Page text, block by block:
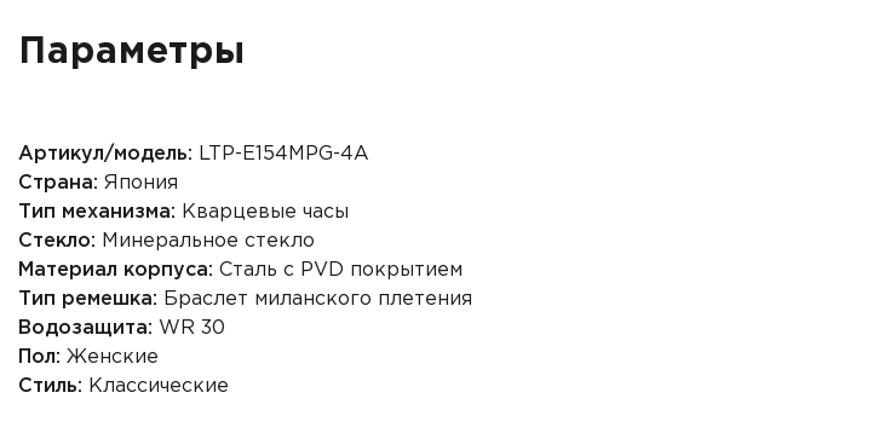
Параметры
Артикул/модель: LTP-E154MPG-4A
Страна: Япония
Тип механизма: Кварцевые часы
Стекло: Минеральное стекло
Материал корпуса: Сталь с PVD покрытием
Тип ремешка: Браслет миланского плетения
Водозащита: WR 30
Пол: Женские
Стиль: Классические